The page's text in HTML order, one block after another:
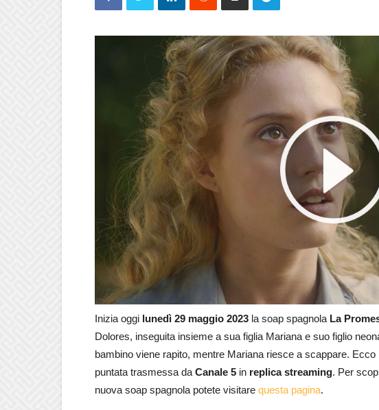
Inizia oggi lunedì 29 maggio 2023 la soap spagnola La
Dolores, inseguita insieme a sua figlia Mariana e suo figlio
bambino viene rapito, mentre Mariana riesce a scappare. Ecco
puntata trasmessa da Canale 5 in replica streaming. Per
nuova soap spagnola potete visitare questa pagina.